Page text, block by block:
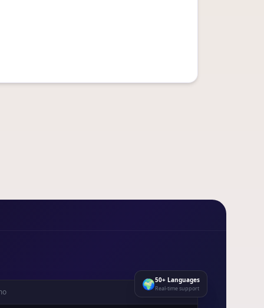
LIVE
🌍50+ Languages
Real-time support